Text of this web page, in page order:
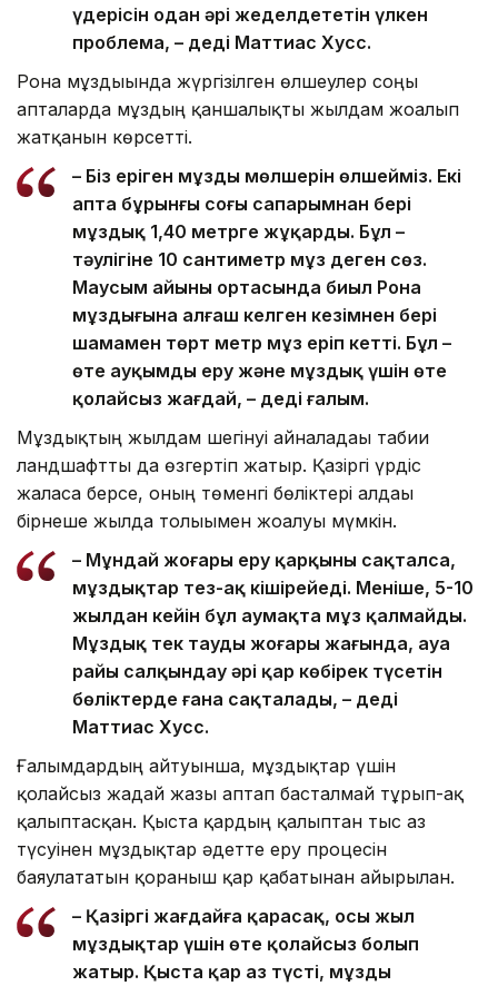
үдерісін одан әрі жеделдететін үлкен
проблема, – деді Маттиас Хусс.
Рона мұздығында жүргізілген өлшеулер соңғы
апталарда мұздың қаншалықты жылдам жоғалып
жатқанын көрсетті.
– Біз еріген мұздың мөлшерін өлшейміз. Екі
апта бұрынғы соңғы сапарымнан бері
мұздық 1,40 метрге жұқарды. Бұл –
тәулігіне 10 сантиметр мұз деген сөз.
Маусым айының ортасында биыл Рона
мұздығына алғаш келген кезімнен бері
шамамен төрт метр мұз еріп кетті. Бұл –
өте ауқымды еру және мұздық үшін өте
қолайсыз жағдай, – деді ғалым.
Мұздықтың жылдам шегінуі айналадағы табиғи
ландшафтты да өзгертіп жатыр. Қазіргі үрдіс
жалғаса берсе, оның төменгі бөліктері алдағы
бірнеше жылда толығымен жоғалуы мүмкін.
– Мұндай жоғары еру қарқыны сақталса,
мұздықтар тез-ақ кішірейеді. Меніңше, 5-10
жылдан кейін бұл аумақта мұз қалмайды.
Мұздық тек таудың жоғары жағында, ауа
райы салқындау әрі қар көбірек түсетін
бөліктерде ғана сақталады, – деді
Маттиас Хусс.
Ғалымдардың айтуынша, мұздықтар үшін
қолайсыз жағдай жазғы аптап басталмай тұрып-ақ
қалыптасқан. Қыста қардың қалыптан тыс аз
түсуінен мұздықтар әдетте еру процесін
баяулататын қорғаныш қар қабатынан айырылған.
– Қазіргі жағдайға қарасақ, осы жыл
мұздықтар үшін өте қолайсыз болып
жатыр. Қыста қар аз түсті, мұзды